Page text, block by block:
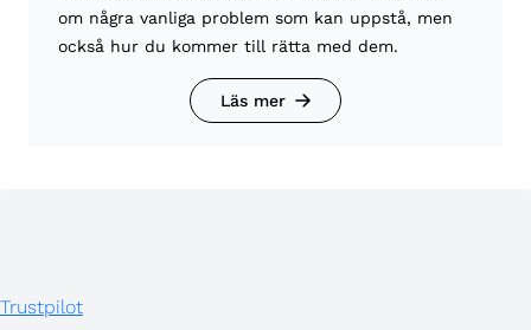
om några vanliga problem som kan uppstå, men
också hur du kommer till rätta med dem.
Läs mer
Trustpilot